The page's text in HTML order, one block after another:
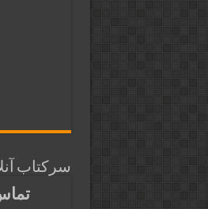
سرکتاب
تماس از